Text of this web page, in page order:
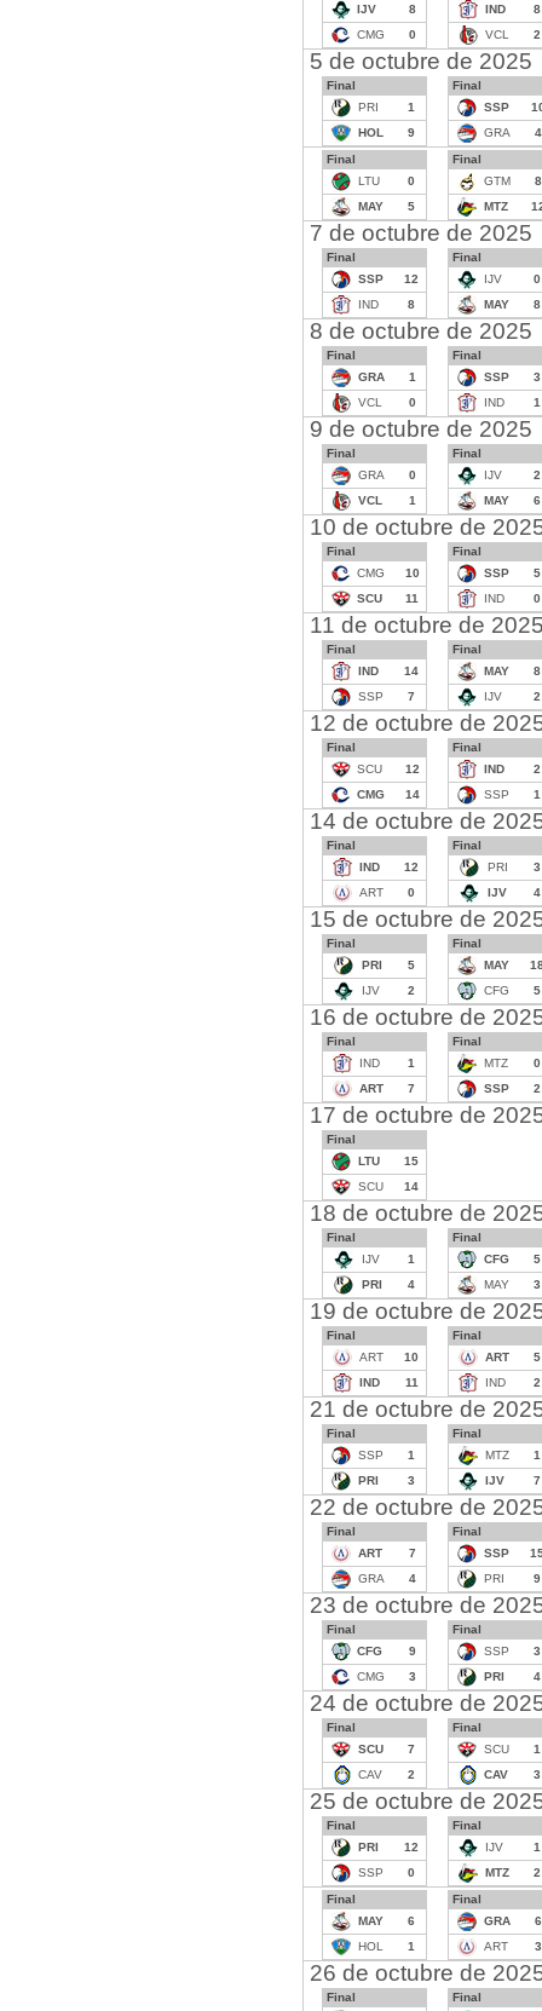
IJV
8
CMG
0
IND
8
VCL
2
5 de octubre de 2025
Final
PRI
1
HOL
9
Final
SSP
GRA
4
Final
LTU
0
MAY
5
Final
GTM
8
MTZ
7 de octubre de 2025
Final
SSP
12
IND
8
Final
IJV
0
MAY
8
8 de octubre de 2025
Final
GRA
1
VCL
0
Final
SSP
3
IND
1
9 de octubre de 2025
Final
GRA
0
VCL
1
Final
IJV
2
MAY
6
10 de octubre de
Final
CMG
10
SCU
11
Final
SSP
5
IND
0
11 de octubre de
Final
IND
14
SSP
7
Final
MAY
8
IJV
2
12 de octubre de
Final
SCU
12
CMG
14
Final
IND
2
SSP
1
14 de octubre de
Final
IND
12
ART
0
Final
PRI
3
IJV
4
15 de octubre de
Final
PRI
5
IJV
2
Final
MAY
CFG
5
16 de octubre de
Final
IND
1
ART
7
Final
MTZ
0
SSP
2
17 de octubre de
Final
LTU
15
SCU
14
18 de octubre de
Final
IJV
1
PRI
4
Final
CFG
5
MAY
3
19 de octubre de
Final
ART
10
IND
11
Final
ART
5
IND
2
21 de octubre de
Final
SSP
1
PRI
3
Final
MTZ
1
IJV
7
22 de octubre de
Final
ART
7
GRA
4
Final
SSP
PRI
9
23 de octubre de
Final
CFG
9
CMG
3
Final
SSP
3
PRI
4
24 de octubre de
Final
SCU
7
CAV
2
Final
SCU
1
CAV
3
25 de octubre de
Final
PRI
12
SSP
0
Final
IJV
1
MTZ
2
Final
MAY
6
HOL
1
Final
GRA
6
ART
3
26 de octubre de
Final
Final